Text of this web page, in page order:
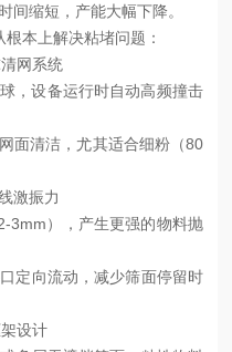
间缩短，产能大幅下降。
根本上解决粘堵问题：
网系统
，设备运行时自动高频撞击
面清洁，尤其适合细粉（80
激振力
3mm），产生更强的物料抛
定向流动，减少筛面停留时
设计